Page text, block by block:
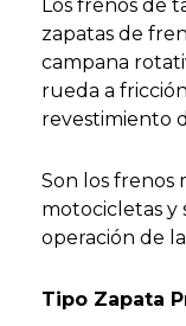
Los frenos de
zapatas de
campana
rueda a
revestimiento
Son los frenos
motocicletas y
operación de
Tipo Zapata